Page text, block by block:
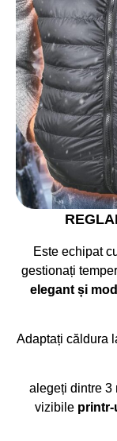
Este echipat
gestionați
elegant și
Adaptați căldura
alegeți dintre 3
vizibile printr-